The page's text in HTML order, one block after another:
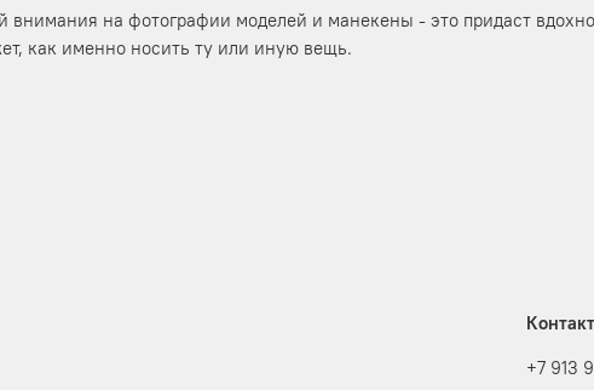
внимания на фотографии моделей и манекены - это придаст
как именно носить ту или иную вещь.
+7 913